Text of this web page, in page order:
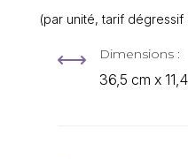
(par unité, tarif
, Dimensions :
36,5 cm x